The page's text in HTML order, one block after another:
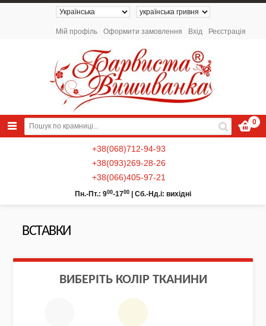
Мій профіль Оформити замовлення Вхід Реєстрація
0
+38(068)712-94-93
+38(093)269-28-26
+38(066)405-97-21
Пн.-Пт.: 900-1700 Сб.-Нд.і: вихідні
NEW 2026 - Колекція «Українські
NEW DROP 26 - МОТАНКА
ВСТАВКИ
ВИБЕРІТЬ КОЛІР ТКАНИНИ